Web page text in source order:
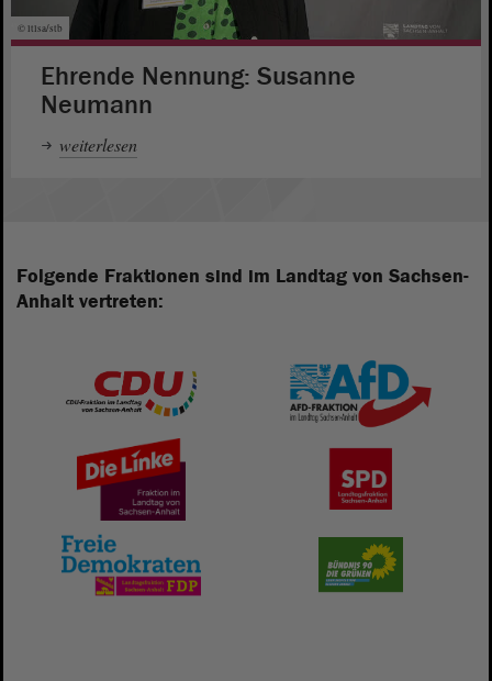
© ltlsa/stb
Ehrende Nennung: Susanne
Neumann
weiterlesen
Folgende Fraktionen sind im Landtag von Sachsen-
Anhalt vertreten: